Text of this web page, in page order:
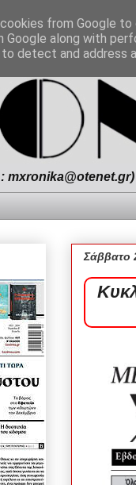
Σάββατο
from Google
Google along with
detect and address